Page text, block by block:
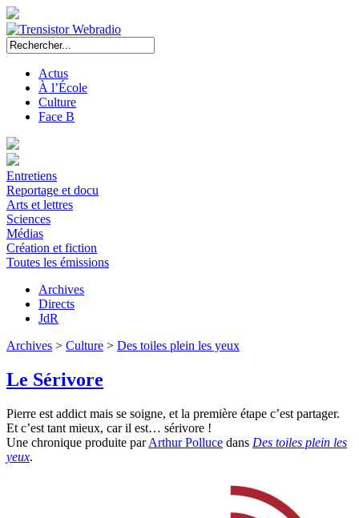
Actus
À l’École
Culture
Face B
Entretiens
Reportage et docu
Arts et lettres
Sciences
Médias
Création et fiction
Toutes les émissions
Archives
Directs
JdR
Archives > Culture > Des toiles plein les yeux
Le Sérivore
Pierre est addict mais se soigne, et la première étape c’est partager.
Et c’est tant mieux, car il est… sérivore !
Une chronique produite parArthur Polluce dans Des toiles plein les
yeux.